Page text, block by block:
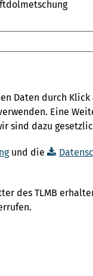
Daten durch
Eine
sind dazu
und die
des TLMB